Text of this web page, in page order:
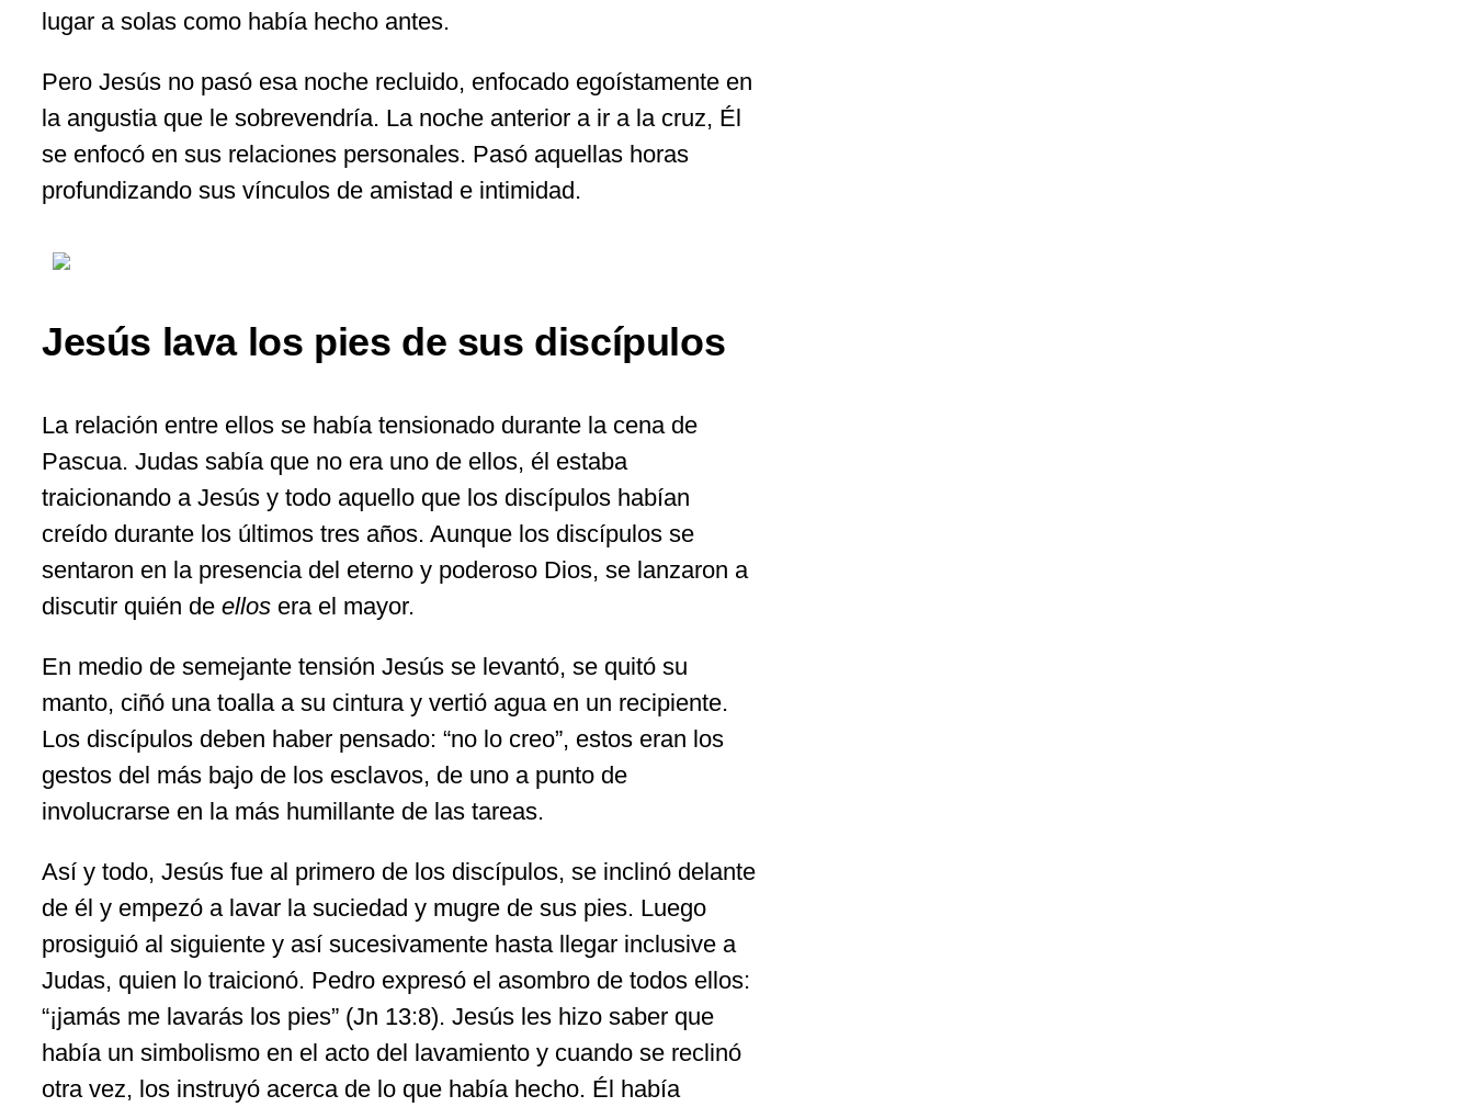
lugar a solas como había hecho antes.
Pero Jesús no pasó esa noche recluido, enfocado egoístamente en
la angustia que le sobrevendría. La noche anterior a ir a la cruz, Él
se enfocó en sus relaciones personales. Pasó aquellas horas
profundizando sus vínculos de amistad e intimidad.
Jesús lava los pies de sus discípulos
La relación entre ellos se había tensionado durante la cena de
Pascua. Judas sabía que no era uno de ellos, él estaba
traicionando a Jesús y todo aquello que los discípulos habían
creído durante los últimos tres años. Aunque los discípulos se
sentaron en la presencia del eterno y poderoso Dios, se lanzaron a
discutir quién de ellos era el mayor.
En medio de semejante tensión Jesús se levantó, se quitó su
manto, ciñó una toalla a su cintura y vertió agua en un recipiente.
Los discípulos deben haber pensado: “no lo creo”, estos eran los
gestos del más bajo de los esclavos, de uno a punto de
involucrarse en la más humillante de las tareas.
Así y todo, Jesús fue al primero de los discípulos, se inclinó delante
de él y empezó a lavar la suciedad y mugre de sus pies. Luego
prosiguió al siguiente y así sucesivamente hasta llegar inclusive a
Judas, quien lo traicionó. Pedro expresó el asombro de todos ellos:
“¡jamás me lavarás los pies” (Jn 13:8). Jesús les hizo saber que
había un simbolismo en el acto del lavamiento y cuando se reclinó
otra vez, los instruyó acerca de lo que había hecho. Él había